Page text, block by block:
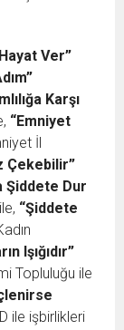
Ver”
Karşı
“Emniyet
İl
Çekebilir”
Şiddete Dur
“Şiddete
Işığıdır”
Topluluğu ile
ile işbirlikleri